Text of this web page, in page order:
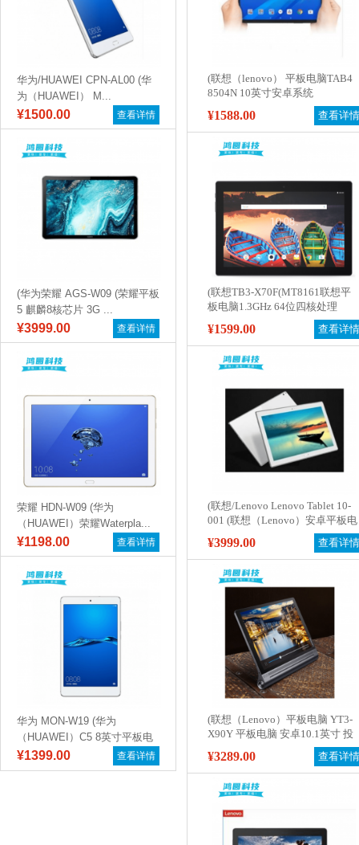
华为/HUAWEI CPN-AL00 (华
为（HUAWEI） M...
¥1500.00 查看详情
(华为荣耀 AGS-W09 (荣耀平板
5 麒麟8核芯片 3G ...
¥3999.00 查看详情
荣耀 HDN-W09 (华为
（HUAWEI）荣耀Waterpla...
¥1198.00 查看详情
华为 MON-W19 (华为
（HUAWEI）C5 8英寸平板电
脑...
¥1399.00 查看详情
(联想（lenovo） 平板电脑TAB4
8504N 10英寸安卓系统
8504N(2G内存/16G存储/8英
寸)4G版 通话版 黑)
¥1588.00 查看详情
(联想TB3-X70F(MT8161联想平
板电脑1.3GHz 64位四核处理
器/32GB存储/2GB LPDDR3内
存/Android6.0/10.1英寸/WIFI版/
一年保修)联想10.1英寸平板电脑)
¥1599.00 查看详情
(联想/Lenovo Lenovo Tablet 10-
001 (联想（Lenovo）安卓平板电
脑TAB4 10/ Plus10.1英寸 4G 64G
WIFI)
¥3999.00 查看详情
(联想（Lenovo）平板电脑 YT3-
X90Y 平板电脑 安卓10.1英寸 投
影pad Yoga Tab3 Pro (4G内存 64G
存储 WIFI版)
¥3289.00 查看详情